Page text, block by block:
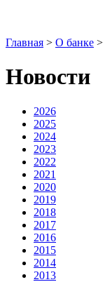
Главная > О банке >
Новости
2026
2025
2024
2023
2022
2021
2020
2019
2018
2017
2016
2015
2014
2013